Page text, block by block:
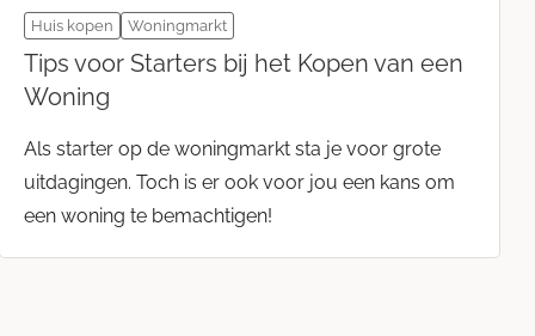
Huis kopen Woningmarkt
Tips voor Starters bij het Kopen van een
Woning
Als starter op de woningmarkt sta je voor grote
uitdagingen. Toch is er ook voor jou een kans om
een woning te bemachtigen!